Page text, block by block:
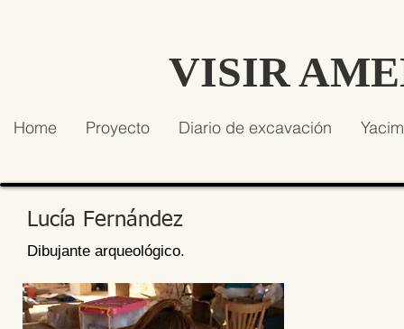
VISIR
Home Proyecto Diario de excavación
Lucía Fernández
Dibujante arqueológico.